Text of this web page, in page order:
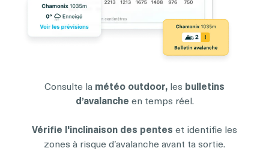
Consulte la météo outdoor, les bulletins
d’avalanche en temps réel.
Vérifie l'inclinaison des pentes et identifie les
zones à risque d’avalanche avant ta sortie.